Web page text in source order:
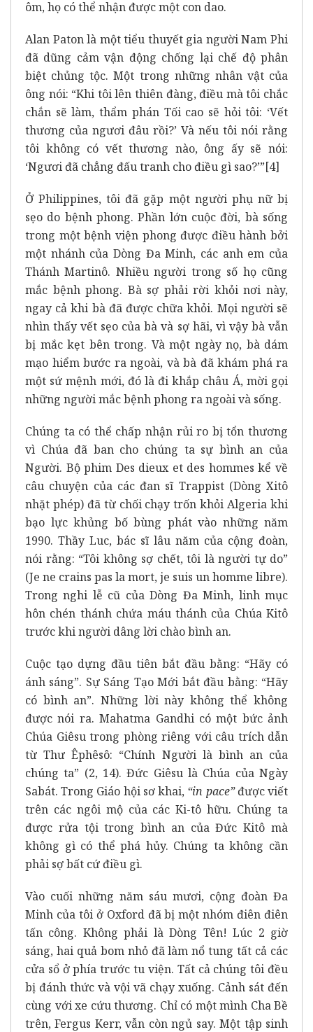
ôm, họ có thể nhận được một con dao.
Alan Paton là một tiểu thuyết gia người Nam Phi
đã dũng cảm vận động chống lại chế độ phân
biệt chủng tộc. Một trong những nhân vật của
ông nói: “Khi tôi lên thiên đàng, điều mà tôi chắc
chắn sẽ làm, thẩm phán Tối cao sẽ hỏi tôi: ‘Vết
thương của ngươi đâu rồi?’ Và nếu tôi nói rằng
tôi không có vết thương nào, ông ấy sẽ nói:
‘Ngươi đã chẳng đấu tranh cho điều gì sao?’”[4]
Ở Philippines, tôi đã gặp một người phụ nữ bị
sẹo do bệnh phong. Phần lớn cuộc đời, bà sống
trong một bệnh viện phong được điều hành bởi
một nhánh của Dòng Đa Minh, các anh em của
Thánh Martinô. Nhiều người trong số họ cũng
mắc bệnh phong. Bà sợ phải rời khỏi nơi này,
ngay cả khi bà đã được chữa khỏi. Mọi người sẽ
nhìn thấy vết sẹo của bà và sợ hãi, vì vậy bà vẫn
bị mắc kẹt bên trong. Và một ngày nọ, bà dám
mạo hiểm bước ra ngoài, và bà đã khám phá ra
một sứ mệnh mới, đó là đi khắp châu Á, mời gọi
những người mắc bệnh phong ra ngoài và sống.
Chúng ta có thể chấp nhận rủi ro bị tổn thương
vì Chúa đã ban cho chúng ta sự bình an của
Người. Bộ phim Des dieux et des hommes kể về
câu chuyện của các đan sĩ Trappist (Dòng Xitô
nhặt phép) đã từ chối chạy trốn khỏi Algeria khi
bạo lực khủng bố bùng phát vào những năm
1990. Thầy Luc, bác sĩ lâu năm của cộng đoàn,
nói rằng: “Tôi không sợ chết, tôi là người tự do”
(Je ne crains pas la mort, je suis un homme libre).
Trong nghi lễ cũ của Dòng Đa Minh, linh mục
hôn chén thánh chứa máu thánh của Chúa Kitô
trước khi người dâng lời chào bình an.
Cuộc tạo dựng đầu tiên bắt đầu bằng: “Hãy có
ánh sáng”. Sự Sáng Tạo Mới bắt đầu bằng: “Hãy
có bình an”. Những lời này không thể không
được nói ra. Mahatma Gandhi có một bức ảnh
Chúa Giêsu trong phòng riêng với câu trích dẫn
từ Thư Êphêsô: “Chính Người là bình an của
chúng ta” (2, 14). Đức Giêsu là Chúa của Ngày
Sabát. Trong Giáo hội sơ khai, “in pace”được viết
trên các ngôi mộ của các Ki-tô hữu. Chúng ta
được rửa tội trong bình an của Đức Kitô mà
không gì có thể phá hủy. Chúng ta không cần
phải sợ bất cứ điều gì.
Vào cuối những năm sáu mươi, cộng đoàn Đa
Minh của tôi ở Oxford đã bị một nhóm điên điên
tấn công. Không phải là Dòng Tên! Lúc 2 giờ
sáng, hai quả bom nhỏ đã làm nổ tung tất cả các
cửa sổ ở phía trước tu viện. Tất cả chúng tôi đều
bị đánh thức và vội vã chạy xuống. Cảnh sát đến
cùng với xe cứu thương. Chỉ có một mình Cha Bề
trên, Fergus Kerr, vẫn còn ngủ say. Một tập sinh